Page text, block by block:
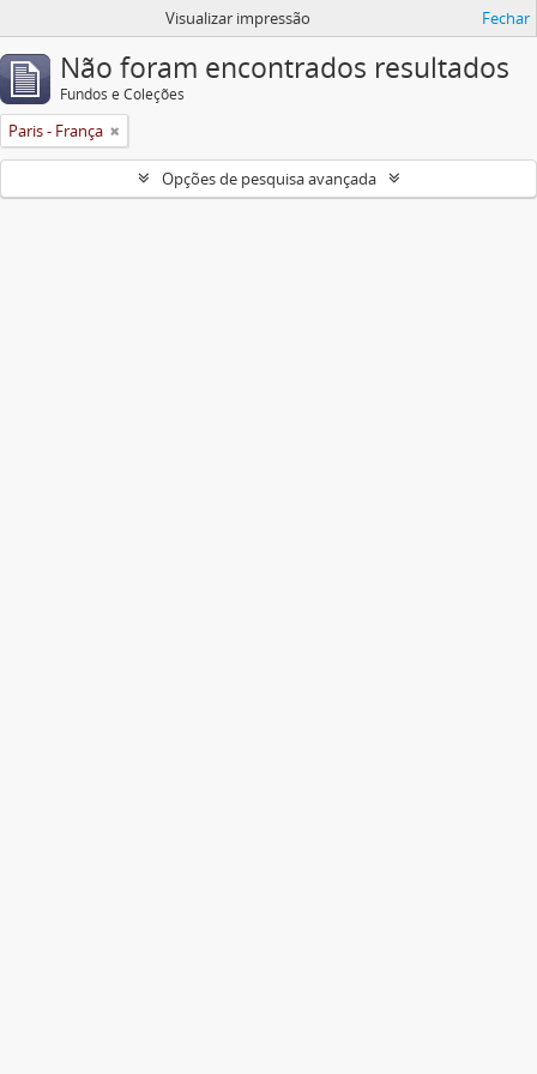
Visualizar impressão Fechar
Não foram encontrados resultados
Fundos e Coleções
Paris - França
Opções de pesquisa avançada